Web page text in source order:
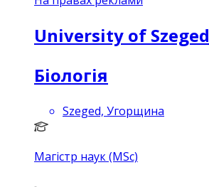
University of Szeged
Біологія
Szeged, Угорщина
Магістр наук (MSc)